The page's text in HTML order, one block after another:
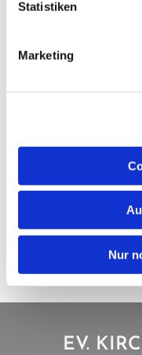
Statistiken
Marketing
Nur
EV.